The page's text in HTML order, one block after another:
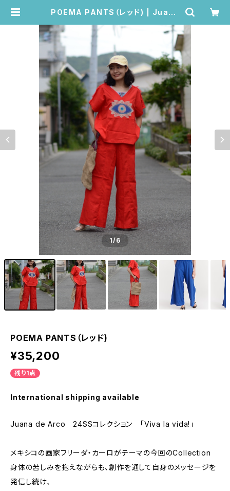
POEMA PANTS（レッド) | Juana
1/6
POEMA PANTS（レッド)
¥35,200
残り1点
International shipping available
Juana de Arco 24SSコレクション 「Viva la vida!」
メキシコの画家フリーダ・カーロがテーマの今回のCollection
身体の苦しみを抱えながらも、創作を通して自身のメッセージを
発信し続け、